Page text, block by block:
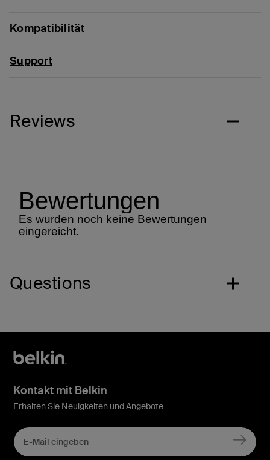
Kompatibilität
Support
Reviews
Questions
Kontakt mit Belkin
Erhalten Sie Neuigkeiten und Angebote